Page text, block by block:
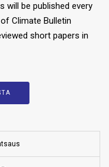
will be published every
Climate Bulletin
short papers in